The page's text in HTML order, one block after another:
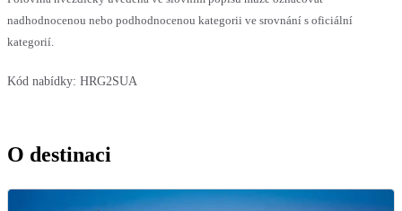
nadhodnocenou nebo podhodnocenou kategorii ve srovnání s oficiální
kategorií.
Kód nabídky: HRG2SUA
O destinaci